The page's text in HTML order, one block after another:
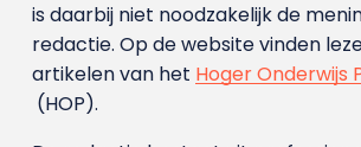
is daarbij niet noodzakelijk de
redactie. Op de website vinden
artikelen van het Hoger Onderwijs
(HOP).